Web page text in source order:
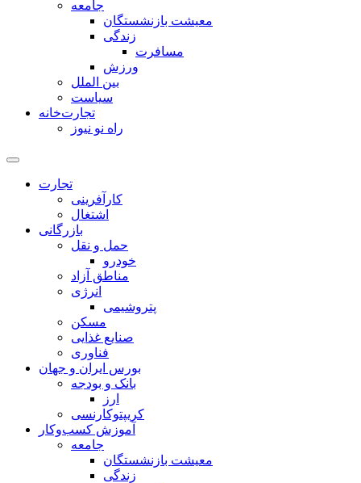
جامعه
معیشت بازنشستگان
زندگی
مسافرت
ورزش
بین الملل
سیاست
تجارت‌خانه
راه نو نیوز
تجارت
کارآفرینی
اشتغال
بازرگانی
حمل و نقل
خودرو
مناطق آزاد
انرژی
پتروشیمی
مسکن
صنایع غذایی
فناوری
بورس ایران و جهان
بانک و بودجه
ارز
کریپتوکارنسی
آموزش کسب‌وکار
جامعه
معیشت بازنشستگان
زندگی